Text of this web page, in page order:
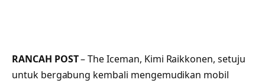
RANCAH POST– The Iceman, Kimi Raikkonen, setuju
untuk bergabung kembali mengemudikan mobil